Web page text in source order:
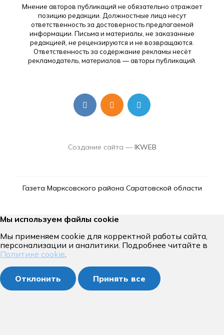
Мнение авторов публикаций не обязательно отражает
позицию редакции. Должностные лица несут
ответственность за достоверность предлагаемой
информации. Письма и материалы, не заказанные
редакцией, не рецензируются и не возвращаются.
Ответственность за содержание рекламы несёт
рекламодатель, материалов — авторы публикаций.
Создание сайта — IKWEB
Газета Марксовского района Саратовской области
Мы используем файлы cookie
Мы применяем cookie для корректной работы сайта,
персонализации и аналитики. Подробнее читайте в
Политике cookie
Отклонить Принять все